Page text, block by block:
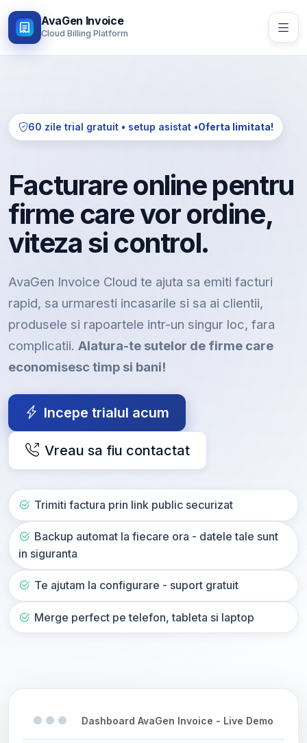
AvaGen Invoice
Cloud Billing Platform
60 zile trial gratuit • setup asistat •Oferta limitata!
Facturare online pentru
firme care vor ordine,
viteza si control.
AvaGen Invoice Cloud te ajuta sa emiti facturi
rapid, sa urmaresti incasarile si sa ai clientii,
produsele si rapoartele intr-un singur loc, fara
complicatii. Alatura-te sutelor de firme care
economisesc timp si bani!
Incepe trialul acum
Vreau sa fiu contactat
Trimiti factura prin link public securizat
Backup automat la fiecare ora - datele tale sunt
in siguranta
Te ajutam la configurare - suport gratuit
Merge perfect pe telefon, tableta si laptop
Dashboard AvaGen Invoice - Live Demo